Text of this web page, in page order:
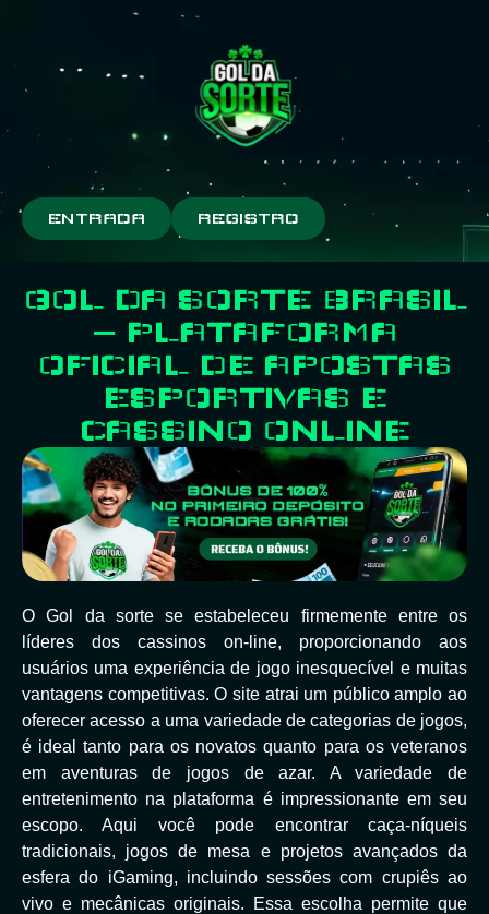
ENTRADA REGISTRO
GOL DA SORTE BRASIL
– PLATAFORMA
OFICIAL DE APOSTAS
ESPORTIVAS E
CASSINO ONLINE
O Gol da sorte se estabeleceu firmemente entre os
líderes dos cassinos on-line, proporcionando aos
usuários uma experiência de jogo inesquecível e muitas
vantagens competitivas. O site atrai um público amplo ao
oferecer acesso a uma variedade de categorias de jogos,
é ideal tanto para os novatos quanto para os veteranos
em aventuras de jogos de azar. A variedade de
entretenimento na plataforma é impressionante em seu
escopo. Aqui você pode encontrar caça-níqueis
tradicionais, jogos de mesa e projetos avançados da
esfera do iGaming, incluindo sessões com crupiês ao
vivo e mecânicas originais. Essa escolha permite que